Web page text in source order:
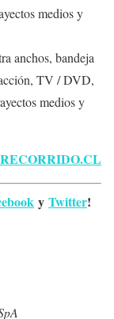
medios y
anchos, bandeja
TV / DVD,
medios y
RECORRIDO.CL
y Twitter!